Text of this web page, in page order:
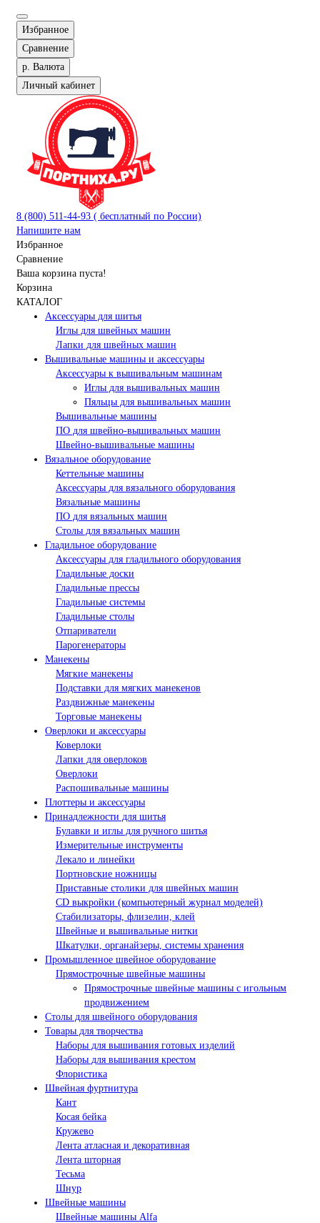
Избранное
Сравнение
р. Валюта
Личный кабинет
8 (800) 511-44-93 ( бесплатный по России)
Напишите нам
Избранное
Сравнение
Ваша корзина пуста!
Корзина
КАТАЛОГ
Аксессуары для шитья
Иглы для швейных машин
Лапки для швейных машин
Вышивальные машины и аксессуары
Аксессуары к вышивальным машинам
Иглы для вышивальных машин
Пяльцы для вышивальных машин
Вышивальные машины
ПО для швейно-вышивальных машин
Швейно-вышивальные машины
Вязальное оборудование
Кеттельные машины
Аксессуары для вязального оборудования
Вязальные машины
ПО для вязальных машин
Столы для вязальных машин
Гладильное оборудование
Аксессуары для гладильного оборудования
Гладильные доски
Гладильные прессы
Гладильные системы
Гладильные столы
Отпариватели
Парогенераторы
Манекены
Мягкие манекены
Подставки для мягких манекенов
Раздвижные манекены
Торговые манекены
Оверлоки и аксессуары
Коверлоки
Лапки для оверлоков
Оверлоки
Распошивальные машины
Плоттеры и аксессуары
Принадлежности для шитья
Булавки и иглы для ручного шитья
Измерительные инструменты
Лекало и линейки
Портновские ножницы
Приставные столики для швейных машин
СD выкройки (компьютерный журнал моделей)
Стабилизаторы, флизелин, клей
Швейные и вышивальные нитки
Шкатулки, органайзеры, системы хранения
Промышленное швейное оборудование
Прямострочные швейные машины
Прямострочные швейные машины с игольным
продвижением
Столы для швейного оборудования
Товары для творчества
Наборы для вышивания готовых изделий
Наборы для вышивания крестом
Флористика
Швейная фуртнитура
Кант
Косая бейка
Кружево
Лента aтласная и декоративная
Лента шторная
Тесьма
Шнур
Швейные машины
Швейные машины Alfa